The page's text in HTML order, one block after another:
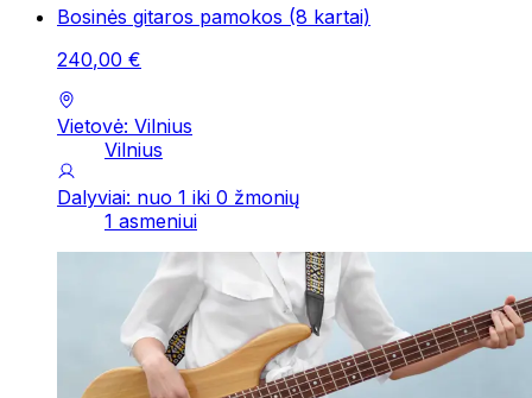
Bosinės gitaros pamokos (8 kartai)
240,00 €
Vietovė: Vilnius
Vilnius
Dalyviai: nuo 1 iki 0 žmonių
1 asmeniui